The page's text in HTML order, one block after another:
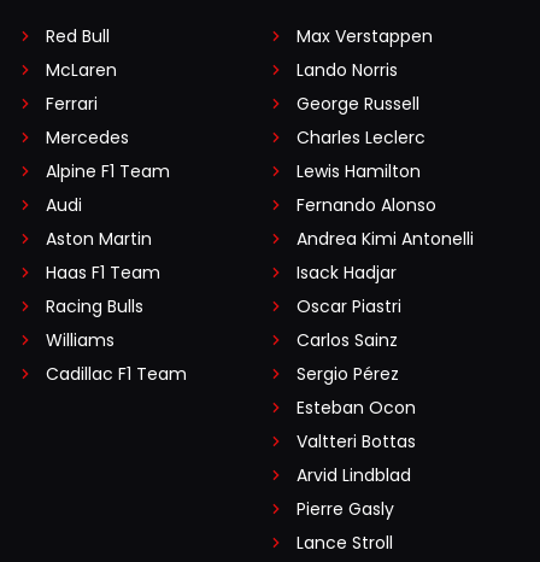
Red Bull
McLaren
Ferrari
Mercedes
Alpine F1 Team
Audi
Aston Martin
Haas F1 Team
Racing Bulls
Williams
Cadillac F1 Team
Max Verstappen
Lando Norris
George Russell
Charles Leclerc
Lewis Hamilton
Fernando Alonso
Andrea Kimi Antonelli
Isack Hadjar
Oscar Piastri
Carlos Sainz
Sergio Pérez
Esteban Ocon
Valtteri Bottas
Arvid Lindblad
Pierre Gasly
Lance Stroll